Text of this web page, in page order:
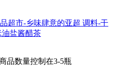
品数量控制在3-5瓶